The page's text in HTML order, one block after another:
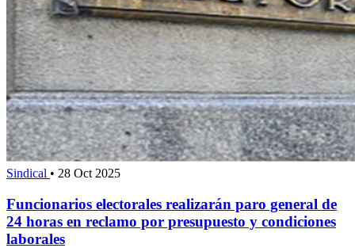
Sindical • 28 Oct 2025
Funcionarios electorales realizarán paro general de
24 horas en reclamo por presupuesto y condiciones
laborales